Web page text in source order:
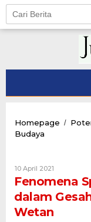
Skip
content
Homepage /
Budaya
dalam
Pesantogan
Pesisir
10 April 2021
Fenomena
dalam
Wetan